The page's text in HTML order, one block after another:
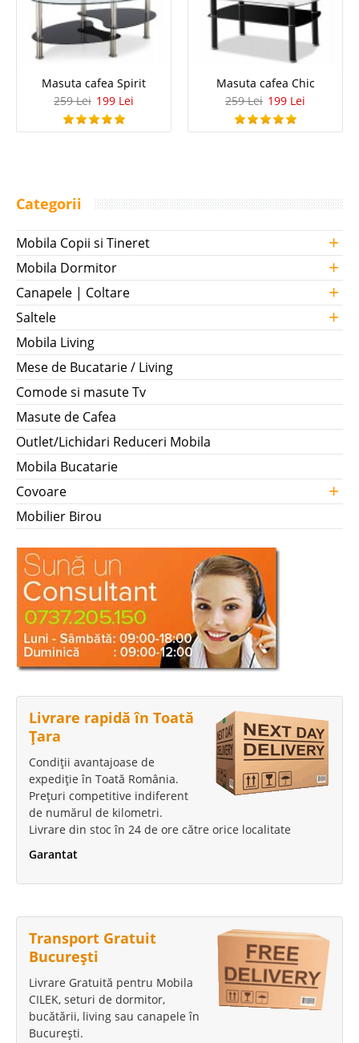
Masuta cafea Spirit
259 Lei 199 Lei
Masuta cafea Chic
259 Lei 199 Lei
Categorii
Mobila Copii si Tineret +
Mobila Dormitor +
Canapele | Coltare +
Saltele +
Mobila Living
Mese de Bucatarie / Living
Comode si masute Tv
Masute de Cafea
Outlet/Lichidari Reduceri Mobila
Mobila Bucatarie
Covoare
+
Mobilier Birou
Livrare rapidă în Toată
Țara
Condiții avantajoase de
expediție în Toată România.
Prețuri competitive indiferent
de numărul de kilometri.
Livrare din stoc în 24 de ore către orice localitate
Garantat
Transport Gratuit
București
Livrare Gratuită pentru Mobila
CILEK, seturi de dormitor,
bucătării, living sau canapele în
București.